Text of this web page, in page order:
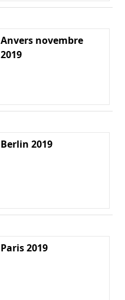
Anvers novembre
2019
Berlin 2019
Paris 2019